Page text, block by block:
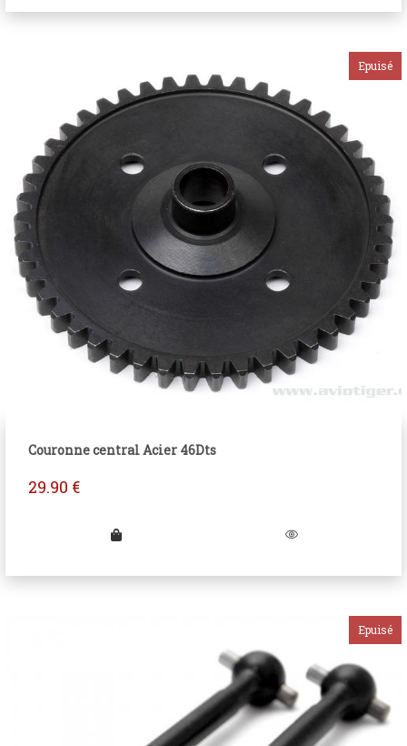
Couronne central Acier 46Dts
29.90 €